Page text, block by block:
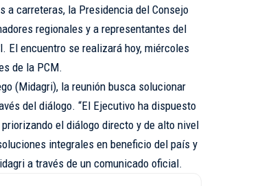
a carreteras, la Presidencia del Consejo
regionales y a representantes del
El encuentro se realizará hoy, miércoles
de la PCM.
(Midagri), la reunión busca solucionar
del diálogo. “El Ejecutivo ha dispuesto
el diálogo directo y de alto nivel
integrales en beneficio del país y
a través de un comunicado oficial.